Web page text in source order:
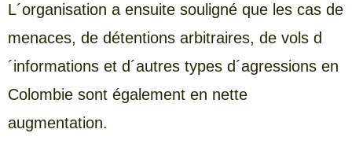
L´organisation a ensuite souligné que les cas de
menaces, de détentions arbitraires, de vols d
´informations et d´autres types d´agressions en
Colombie sont également en nette
augmentation.